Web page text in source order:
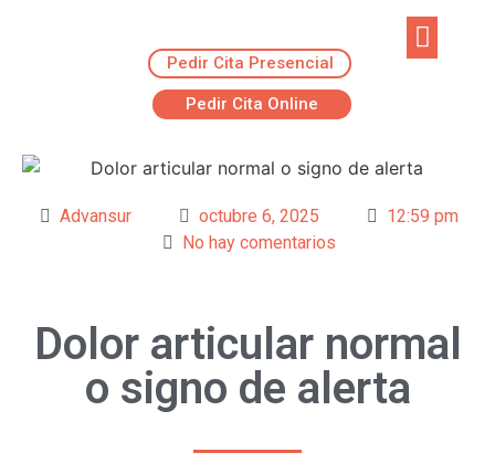
Pedir Cita Presencial
Pedir Cita Online
Advansur octubre 6, 2025
12:59 pm
No hay comentarios
Dolor articular normal
o signo de alerta